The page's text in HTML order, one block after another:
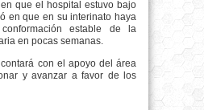
que el hospital estuvo bajo
en que en su interinato haya
estable de la
en pocas semanas.
con el apoyo del área
y avanzar a favor de los